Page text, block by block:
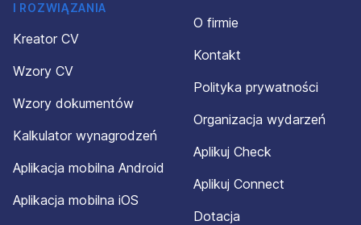
I ROZWIĄZANIA
Kreator CV
Wzory CV
Wzory dokumentów
Kalkulator wynagrodzeń
Aplikacja mobilna Android
Aplikacja mobilna iOS
O firmie
Kontakt
Polityka prywatności
Organizacja wydarzeń
Aplikuj Check
Aplikuj Connect
Dotacja